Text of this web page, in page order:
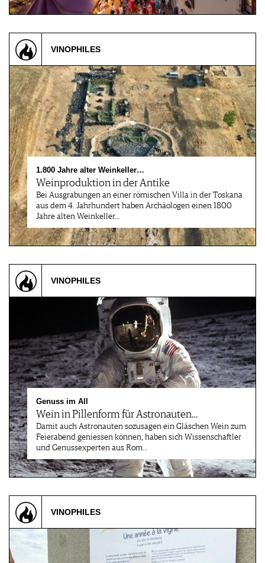
VINOPHILES
1.800 Jahre alter Weinkeller…
Weinproduktion in der Antike
Bei Ausgrabungen an einer römischen Villa in der Toskana
aus dem 4. Jahrhundert haben Archäologen einen 1800
Jahre alten Weinkeller…
VINOPHILES
Genuss im All
Wein in Pillenform für Astronauten…
Damit auch Astronauten sozusagen ein Gläschen Wein zum
Feierabend geniessen können, haben sich Wissenschaftler
und Genussexperten aus Rom…
VINOPHILES